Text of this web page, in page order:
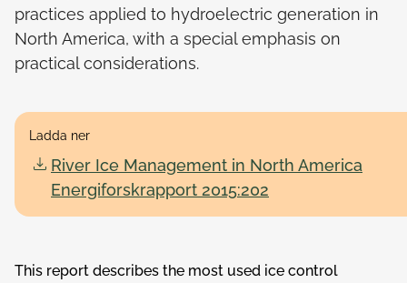
practices applied to hydroelectric generation in
North America, with a special emphasis on
practical considerations.
Ladda ner
River Ice Management in North America
Energiforskrapport 2015:202
This report describes the most used ice control